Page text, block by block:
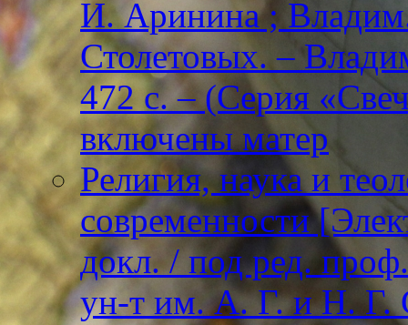
И. Аринина ;
Столетовых. –
472 с. – (Серия
включены матер
Религия, наука и
современности
докл. / под ред.
ун-т им. А. Г. и Н. Г.